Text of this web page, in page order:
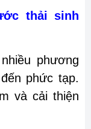
thải sinh
phương
phức tạp.
và cải thiện